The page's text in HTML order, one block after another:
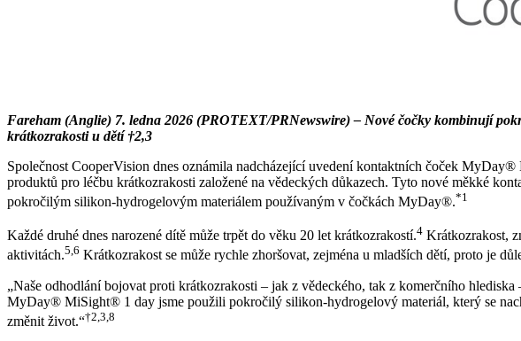
Fareham (Anglie) 7. ledna 2026 (PROTEXT/PRNewswire) – Nové čočky kombinují
krátkozrakosti u dětí †2,3
Společnost CooperVision dnes oznámila nadcházející uvedení kontaktních čoček
produktů pro léčbu krátkozrakosti založené na vědeckých důkazech. Tyto nové měkké
pokročilým silikon-hydrogelovým materiálem používaným v čočkách MyDay®.*1
Každé druhé dnes narozené dítě může trpět do věku 20 let krátkozrakostí.4 Krátkozrakost,
aktivitách.5,6 Krátkozrakost se může rychle zhoršovat, zejména u mladších dětí, proto je
„Naše odhodlání bojovat proti krátkozrakosti – jak z vědeckého, tak z komerčního
MyDay® MiSight® 1 day jsme použili pokročilý silikon-hydrogelový materiál, který se
změnit život.“†2,3,8